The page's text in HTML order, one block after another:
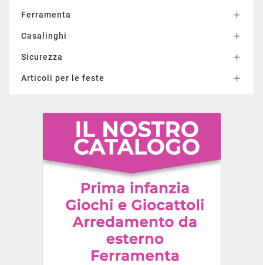
Ferramenta 
Casalinghi 
Sicurezza 
Articoli per le feste 